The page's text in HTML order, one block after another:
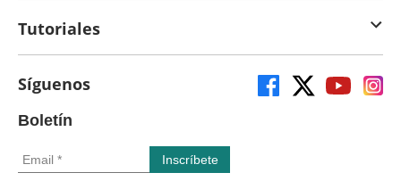
Tutoriales
Síguenos
Boletín